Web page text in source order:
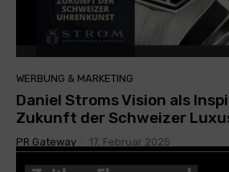
WERBUNG & MARKETING
Daniel Stroms Vision als
Zukunft der Schweizer
PR Gateway 17. Februar 2025